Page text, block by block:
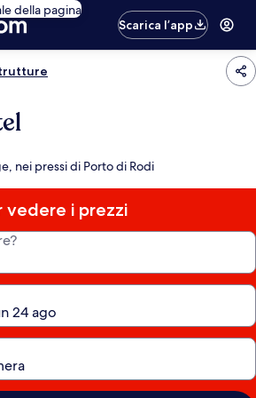
della pagina
Scarica l’app
nei pressi di Porto di Rodi
vedere i prezzi